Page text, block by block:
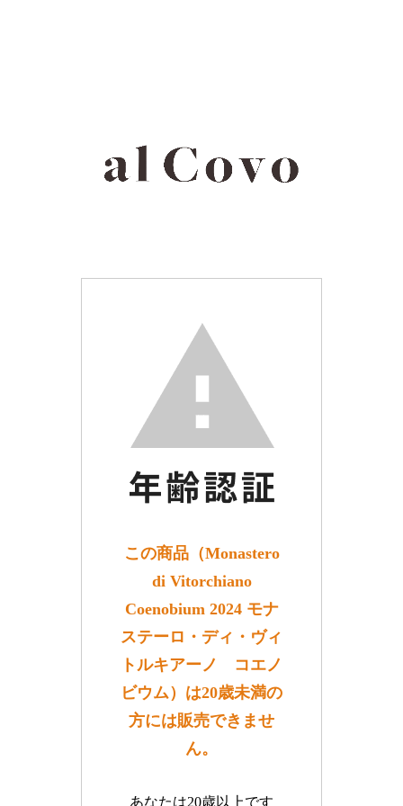
この商品（Monastero
di Vitorchiano
Coenobium 2024 モナ
ステーロ・ディ・ヴィ
トルキアーノ コエノ
ビウム）は20歳未満の
方には販売できませ
ん。
あなたは20歳以上です